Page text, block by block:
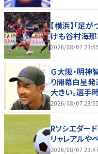
【横浜】「足
けも谷村海那
2026/08/07 23:55
Ｇ大阪・明神
り開幕白星発
大きい。選手
2026/08/07 23:55
Rソシエダー
リャレアルや
2026/08/07